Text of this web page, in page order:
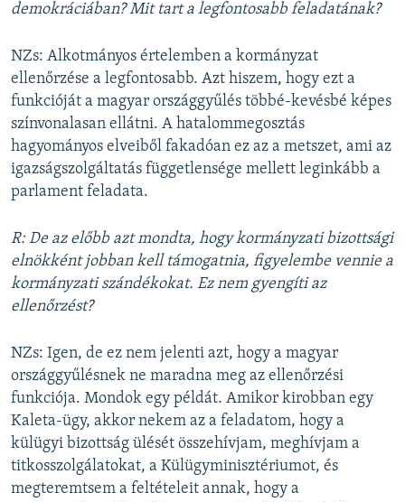
demokráciában? Mit tart a legfontosabb feladatának?
NZs: Alkotmányos értelemben a kormányzat
ellenőrzése a legfontosabb. Azt hiszem, hogy ezt a
funkcióját a magyar országgyűlés többé-kevésbé képes
színvonalasan ellátni. A hatalommegosztás
hagyományos elveiből fakadóan ez az a metszet, ami az
igazságszolgáltatás függetlensége mellett leginkább a
parlament feladata.
R: De az előbb azt mondta, hogy kormányzati bizottsági
elnökként jobban kell támogatnia, figyelembe vennie a
kormányzati szándékokat. Ez nem gyengíti az
ellenőrzést?
NZs: Igen, de ez nem jelenti azt, hogy a magyar
országgyűlésnek ne maradna meg az ellenőrzési
funkciója. Mondok egy példát. Amikor kirobban egy
Kaleta-ügy, akkor nekem az a feladatom, hogy a
külügyi bizottság ülését összehívjam, meghívjam a
titkosszolgálatokat, a Külügyminisztériumot, és
megteremtsem a feltételeit annak, hogy a